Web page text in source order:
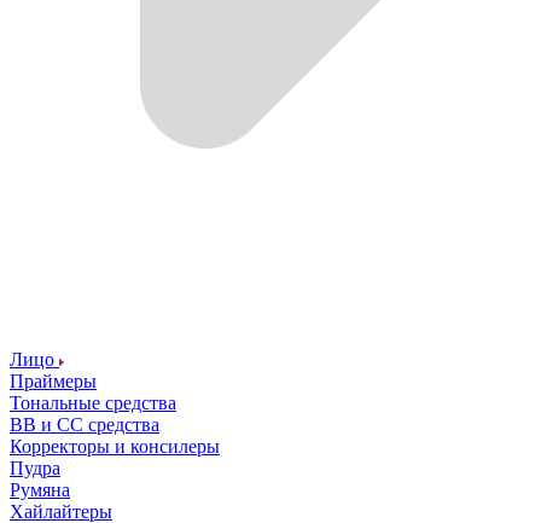
Лицо
Праймеры
Тональные средства
ВВ и СС средства
Корректоры и консилеры
Пудра
Румяна
Хайлайтеры